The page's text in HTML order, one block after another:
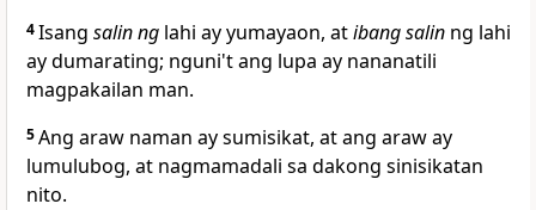
4Isang salin ng lahi ay yumayaon, atibang salin ng lahi
ay dumarating; nguni't ang lupa ay nananatili
magpakailan man.
5Ang araw naman ay sumisikat, at ang araw ay
lumulubog, at nagmamadali sa dakong sinisikatan
nito.